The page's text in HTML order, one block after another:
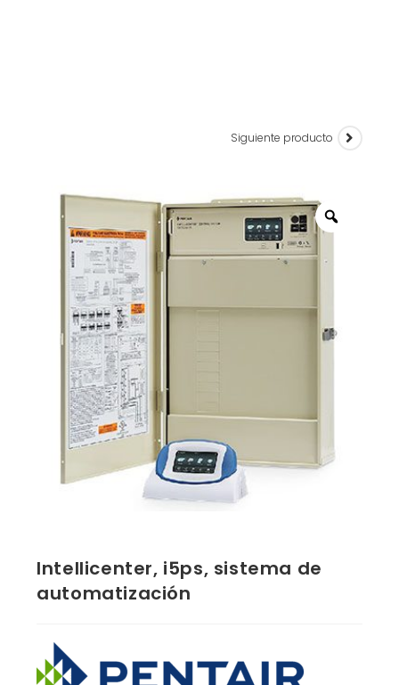
Siguiente producto
Intellicenter, i5ps, sistema de
automatización